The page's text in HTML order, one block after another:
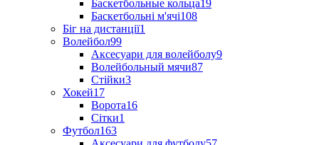
Баскетбольные кольца19
Баскетбольні м'ячі108
Біг на дистанції1
Волейбол99
Аксесуари для волейболу9
Волейбольный мячи87
Стійки3
Хокей17
Ворота16
Сітки1
Футбол163